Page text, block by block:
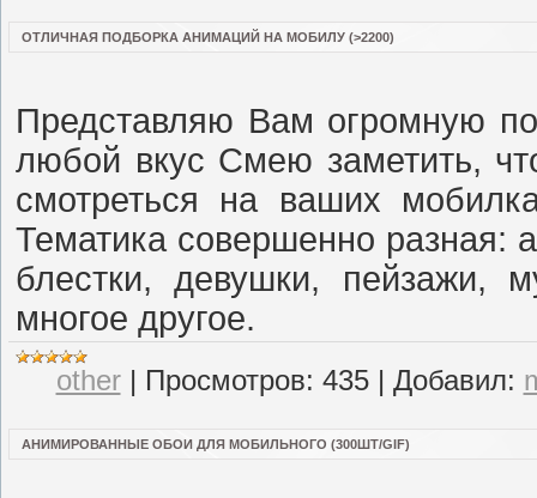
ОТЛИЧНАЯ ПОДБОРКА АНИМАЦИЙ НА МОБИЛУ (>2200)
Представляю Вам огромную
любой вкус Смею заметить,
смотреться на ваших
Тематика совершенно разная:
блестки, девушки, пейзажи,
многое другое.
other| Просмотров: 435| Добавил:
АНИМИРОВАННЫЕ ОБОИ ДЛЯ МОБИЛЬНОГО (300ШТ/GIF)